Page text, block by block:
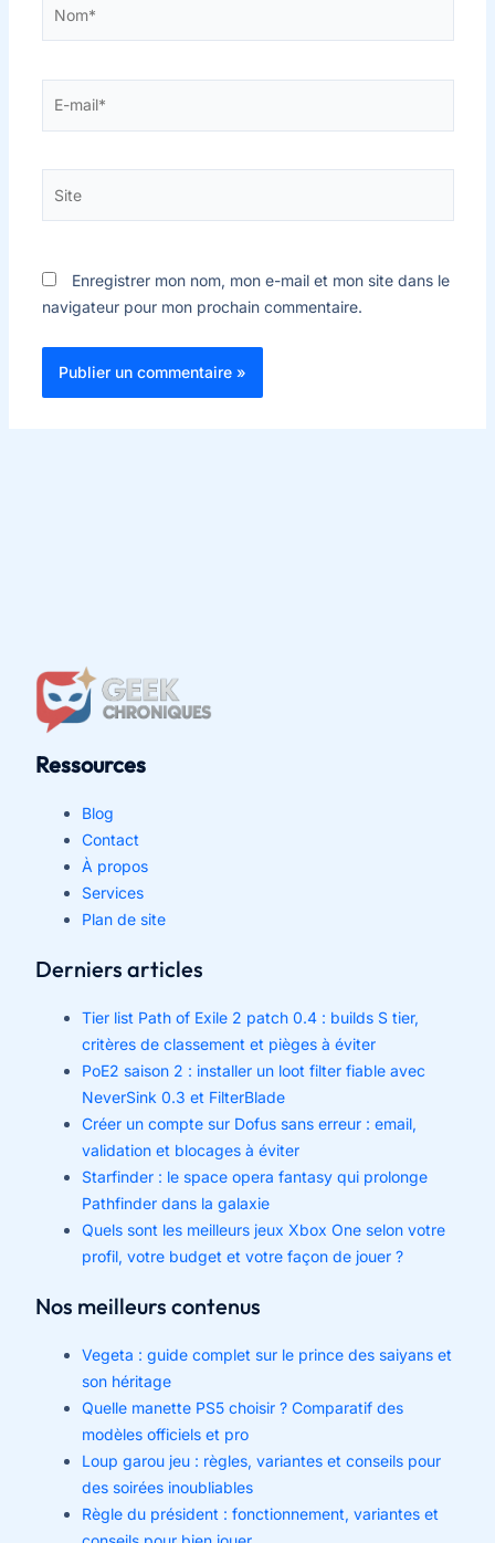
Enregistrer mon nom, mon e-mail et mon site dans le
navigateur pour mon prochain commentaire.
Ressources
Blog
Contact
À propos
Services
Plan de site
Derniers articles
Tier list Path of Exile 2 patch 0.4 : builds S tier,
critères de classement et pièges à éviter
PoE2 saison 2 : installer un loot filter fiable avec
NeverSink 0.3 et FilterBlade
Créer un compte sur Dofus sans erreur : email,
validation et blocages à éviter
Starfinder : le space opera fantasy qui prolonge
Pathfinder dans la galaxie
Quels sont les meilleurs jeux Xbox One selon votre
profil, votre budget et votre façon de jouer ?
Nos meilleurs contenus
Vegeta : guide complet sur le prince des saiyans et
son héritage
Quelle manette PS5 choisir ? Comparatif des
modèles officiels et pro
Loup garou jeu : règles, variantes et conseils pour
des soirées inoubliables
Règle du président : fonctionnement, variantes et